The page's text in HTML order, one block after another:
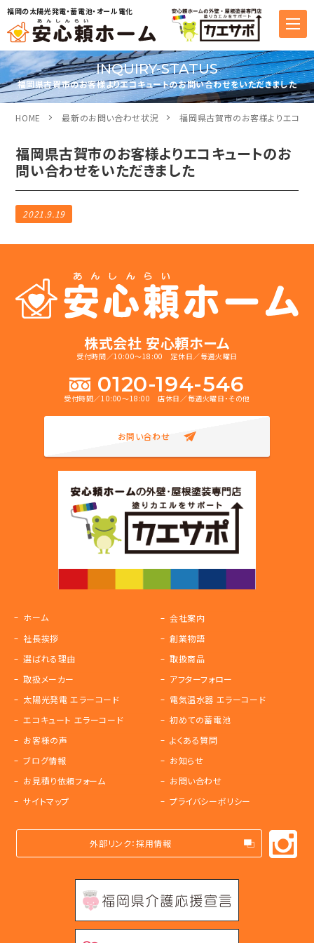
福岡の太陽光発電・蓄電池・オール電化
INQUIRY-STATUS
福岡県古賀市のお客様よりエコキュートのお問い合わせをいただきました
HOME 最新のお問い合わせ状況 福岡県古賀市のお客様よりエコキ
福岡県古賀市のお客様よりエコキュートのお
問い合わせをいただきました
2021.9.19
株式会社 安心頼ホーム
受付時間／10:00～18:00 定休日／毎週火曜日
0120-194-546
受付時間／10:00～18:00 店休日／毎週火曜日・その他
お問い合わせ
ホーム
会社案内
社長挨拶
創業物語
選ばれる理由
取扱商品
取扱メーカー
アフターフォロー
太陽光発電 エラーコード
電気温水器 エラーコード
エコキュート エラーコード
初めての蓄電池
お客様の声
よくある質問
ブログ情報
お知らせ
お見積り依頼フォーム
お問い合わせ
サイトマップ
プライバシーポリシー
外部リンク：採用情報